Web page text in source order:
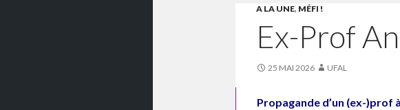
A LA UNE, MÉFI !
Ex-Prof
25 MAI 2026 UFAL
Propagande d’un (ex-)prof